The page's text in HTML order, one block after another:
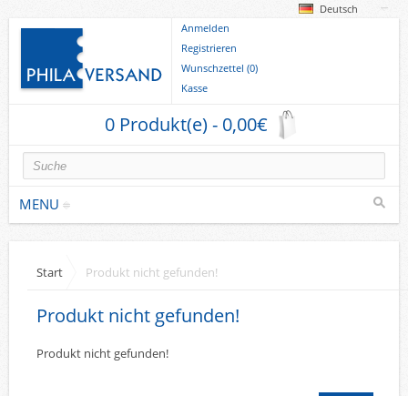
Deutsch
Anmelden
Registrieren
Wunschzettel (0)
Kasse
0 Produkt(e) - 0,00€
MENU
Briefmarken
Europa
Sammlungen u. Lots
Start Produkt nicht gefunden!
Produkt nicht gefunden!
Produkt nicht gefunden!